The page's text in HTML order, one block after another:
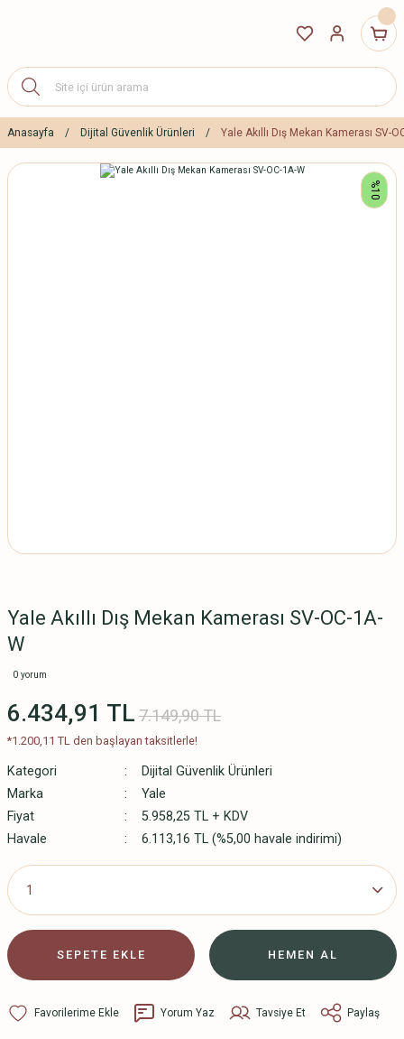
Anasayfa Dijital Güvenlik Ürünleri Yale Akıllı Dış Mekan Kamerası SV-
%10
Yale Akıllı Dış Mekan Kamerası SV-OC-1A-
W
0 yorum
6.434,91 TL 7.149,90 TL
*1.200,11 TL den başlayan taksitlerle!
Kategori
Dijital Güvenlik Ürünleri
Marka
Yale
Fiyat
5.958,25 TL + KDV
Havale
6.113,16 TL (%5,00 havale indirimi)
SEPETE EKLE HEMEN AL
Yorum Yaz Tavsiye Et Paylaş